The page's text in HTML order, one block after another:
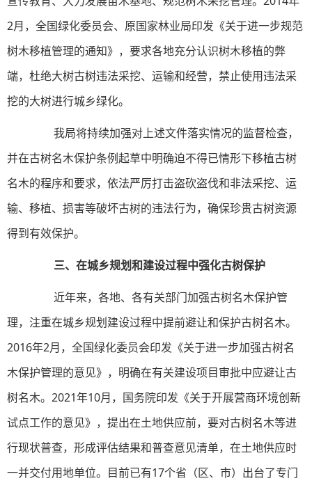
2月，全国绿化委员会、原国家林业局印发《关于进一步规范
树木移植管理的通知》，要求各地充分认识树木移植的弊
端，杜绝大树古树违法采挖、运输和经营，禁止使用违法采
挖的大树进行城乡绿化。
我局将持续加强对上述文件落实情况的监督检查，
并在古树名木保护条例起草中明确迫不得已情形下移植古树
名木的程序和要求，依法严厉打击盗砍盗伐和非法采挖、运
输、移植、损害等破坏古树的违法行为，确保珍贵古树资源
得到有效保护。
三、在城乡规划和建设过程中强化古树保护
近年来，各地、各有关部门加强古树名木保护管
理，注重在城乡规划建设过程中提前避让和保护古树名木。
2016年2月，全国绿化委员会印发《关于进一步加强古树名
木保护管理的意见》，明确在有关建设项目审批中应避让古
树名木。2021年10月，国务院印发《关于开展营商环境创新
试点工作的意见》，提出在土地供应前，要对古树名木等进
行现状普查，形成评估结果和普查意见清单，在土地供应时
一并交付用地单位。目前已有17个省（区、市）出台了专门